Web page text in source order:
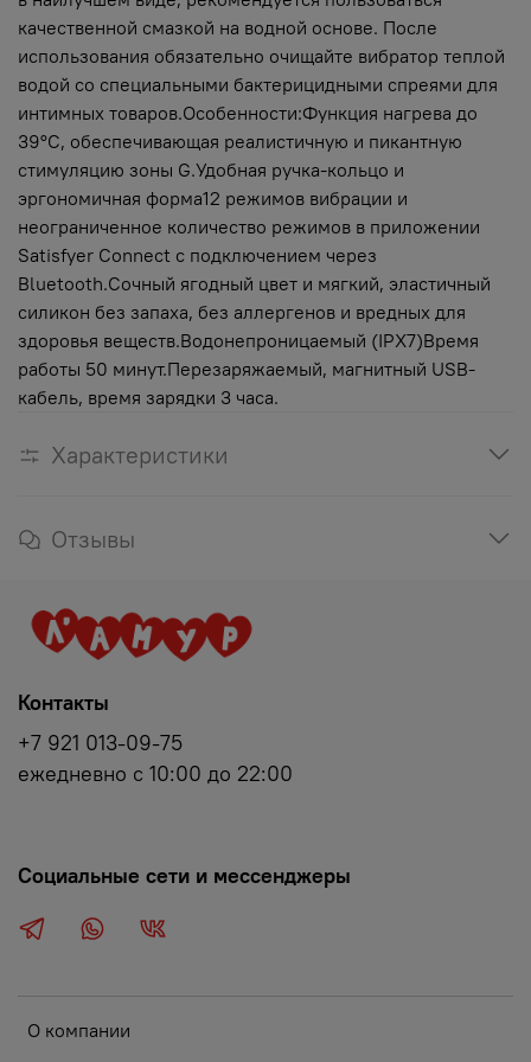
качественной смазкой на водной основе. После
использования обязательно очищайте вибратор теплой
водой со специальными бактерицидными спреями для
интимных товаров.Особенности:Функция нагрева до
39°C, обеспечивающая реалистичную и пикантную
стимуляцию зоны G.Удобная ручка-кольцо и
эргономичная форма12 режимов вибрации и
неограниченное количество режимов в приложении
Satisfyer Connect с подключением через
Bluetooth.Сочный ягодный цвет и мягкий, эластичный
силикон без запаха, без аллергенов и вредных для
здоровья веществ.Водонепроницаемый (IPX7)Время
работы 50 минут.Перезаряжаемый, магнитный USB-
кабель, время зарядки 3 часа.
Характеристики
Отзывы
О компании
Контакты
+7 921 013-09-75
ежедневно с 10:00 до 22:00
Социальные сети и мессенджеры